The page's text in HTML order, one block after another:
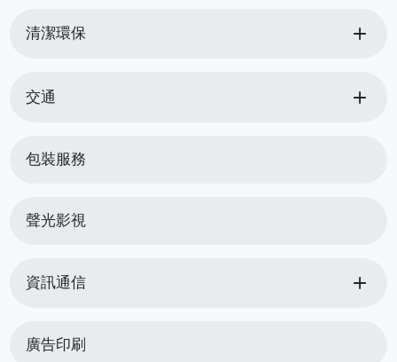
清潔環保 add
交通 add
包裝服務
聲光影視
資訊通信 add
廣告印刷